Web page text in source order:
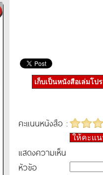
เก็บเป็นหนังสือเล่มโป
คะแนนหนังสือ :
ให้คะแ
แสดงความเห็น
หัวข้อ